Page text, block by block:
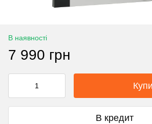
В наявності
7 990 грн
В кредит